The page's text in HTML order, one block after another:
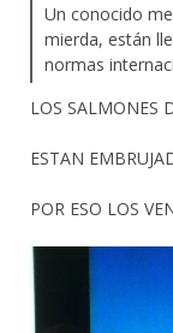
Un conocido
mierda, están
normas
LOS SALMONES
ESTAN
POR ESO LOS